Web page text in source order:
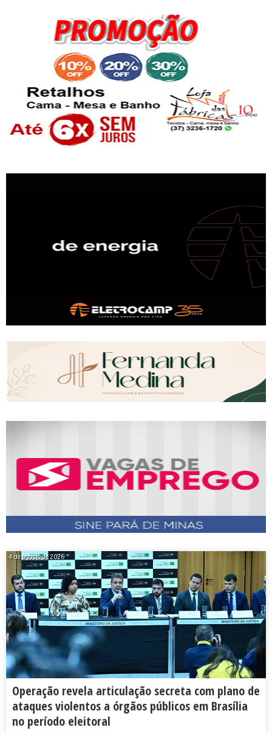
4 de agosto de 2026
Operação revela articulação secreta com plano de
ataques violentos a órgãos públicos em Brasília
no período eleitoral